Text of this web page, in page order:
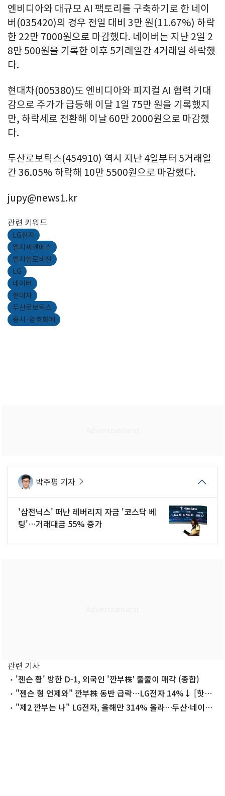
엔비디아와 대규모 AI 팩토리를 구축하기로 한 네이
버(035420)의 경우 전일 대비 3만 원(11.67%) 하락
한 22만 7000원으로 마감했다. 네이버는 지난 2일 2
8만 500원을 기록한 이후 5거래일간 4거래일 하락했
다.
현대차(005380)도 엔비디아와 피지컬 AI 협력 기대
감으로 주가가 급등해 이달 1일 75만 원을 기록했지
만, 하락세로 전환해 이날 60만 2000원으로 마감했
다.
두산로보틱스(454910) 역시 지난 4일부터 5거래일
간 36.05% 하락해 10만 5500원으로 마감했다.
jupy@news1.kr
관련 키워드
LG전자
엘지씨엔에스
엘지헬로비전
LG
네이버
현대차
두산로보틱스
증시·암호화폐
박주평 기자
'삼전닉스' 떠난 레버리지 자금 '코스닥 베
팅'…거래대금 55% 증가
관련 기사
'젠슨 황' 방한 D-1, 외국인 '깐부株' 줄줄이 매각 (종합)
"젠슨 형 언제와" 깐부株 동반 급락…LG전자 14%↓ [핫종
목]"제2 깐부는 나" LG전자, 올해만 314% 올라…두산·네이버